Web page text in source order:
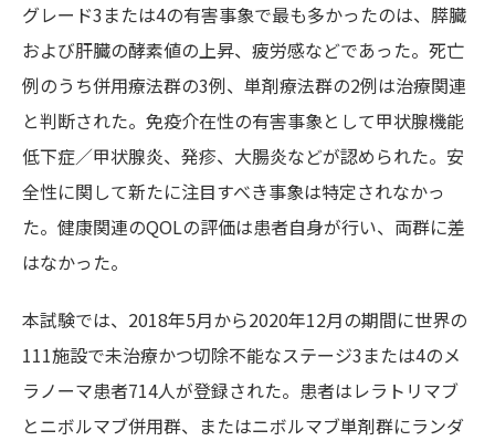
グレード3または4の有害事象で最も多かったのは、膵臓
および肝臓の酵素値の上昇、疲労感などであった。死亡
例のうち併用療法群の3例、単剤療法群の2例は治療関連
と判断された。免疫介在性の有害事象として甲状腺機能
低下症／甲状腺炎、発疹、大腸炎などが認められた。安
全性に関して新たに注目すべき事象は特定されなかっ
た。健康関連のQOLの評価は患者自身が行い、両群に差
はなかった。
本試験では、2018年5月から2020年12月の期間に世界の
111施設で未治療かつ切除不能なステージ3または4のメ
ラノーマ患者714人が登録された。患者はレラトリマブ
とニボルマブ併用群、またはニボルマブ単剤群にランダ